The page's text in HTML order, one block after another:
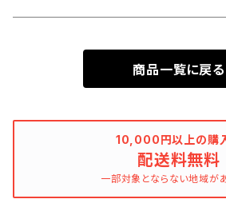
商品一覧に戻る
10,000円以上の購
配送料無料
一部対象とならない地域が